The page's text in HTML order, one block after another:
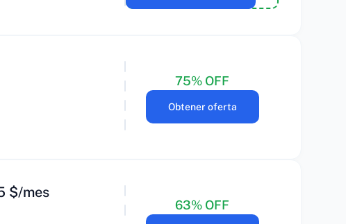
75% OFF
Obtener oferta
$/mes
63% OFF